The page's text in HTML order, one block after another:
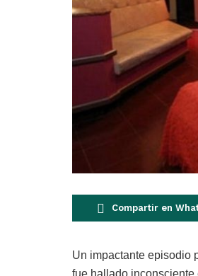
Compartir en
Un impactante episodio
fue hallado